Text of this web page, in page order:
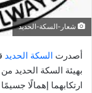
ت
ر
و
ا
شعار-السكة-الحديد
أصدرت السكة الحديد
بهيئة السكة الحديد
ارتكابهما إهمالًا